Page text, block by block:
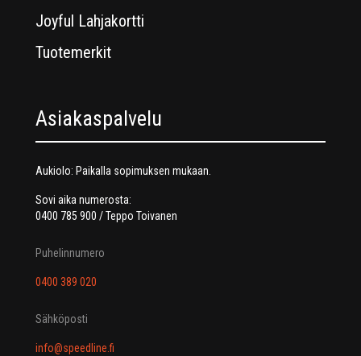
Joyful Lahjakortti
Tuotemerkit
Asiakaspalvelu
Aukiolo: Paikalla sopimuksen mukaan.
Sovi aika numerosta:
0400 785 900 / Teppo Toivanen
Puhelinnumero
0400 389 020
Sähköposti
info@speedline.fi